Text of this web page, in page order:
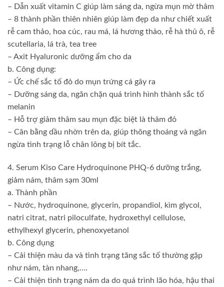
– Dẫn xuất vitamin C giúp làm sáng da, ngừa mụn mờ thâm
– 8 thành phần thiên nhiên giúp làm đẹp da như chiết xuất
rễ cam thảo, hoa cúc, rau má, lá hương thảo, rễ hà thủ ô, rễ
scutellaria, lá trà, tea tree
– Axit Hyaluronic dưỡng ẩm cho da
b. Công dụng:
– Ức chế sắc tố đỏ do mụn trứng cá gây ra
– Dưỡng sáng da, ngăn chặn quá trình hình thành sắc tố
melanin
– Hỗ trợ giảm thâm sau mụn đặc biệt là thâm đỏ
– Cân bằng dầu nhờn trên da, giúp thông thoáng và ngăn
ngừa tình trạng lỗ chân lông bị bít tắc.
4. Serum Kiso Care Hydroquinone PHQ-6 dưỡng trắng,
giảm nám, thâm sạm 30ml
a. Thành phần
– Nước, hydroquinone, glycerin, propandiol, kìm glycol,
natri citrat, natri piloculfate, hydroxethyl cellulose,
ethylhexyl glycerin, phenoxyetanol
b. Công dụng
– Cải thiện màu da và tình trạng tăng sắc tố thường gặp
như nám, tàn nhang,….
– Cải thiện tình trạng nám da do quá trình lão hóa, hậu thai